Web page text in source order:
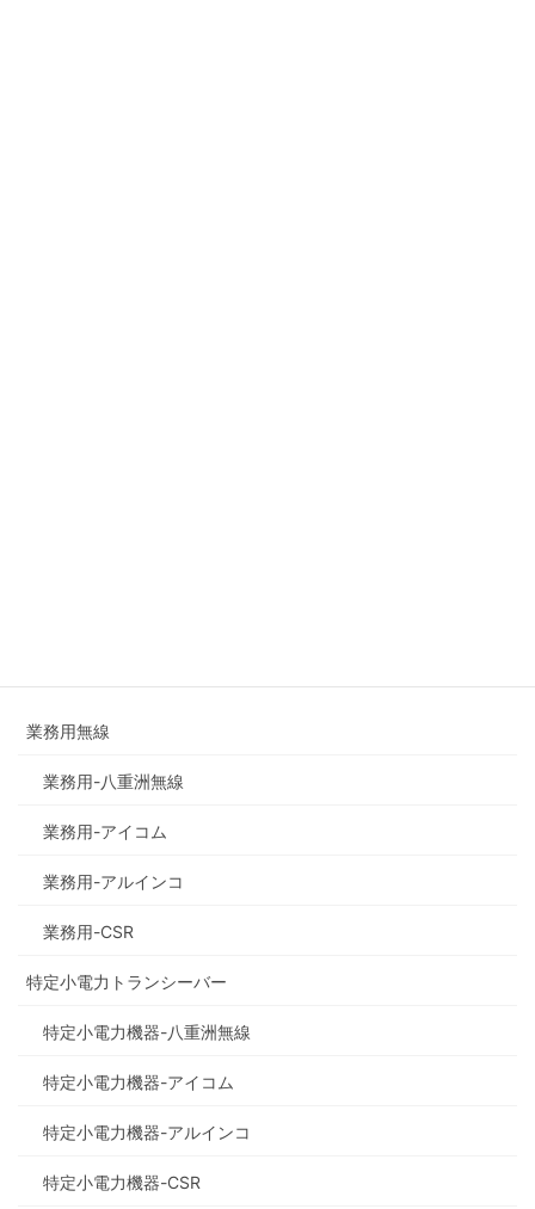
業務用無線
業務用-八重洲無線
業務用-アイコム
業務用-アルインコ
業務用-CSR
特定小電力トランシーバー
特定小電力機器-八重洲無線
特定小電力機器-アイコム
特定小電力機器-アルインコ
特定小電力機器-CSR